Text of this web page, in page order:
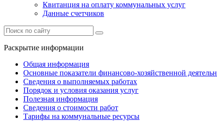
Квитанция на оплату коммунальных услуг
Данные счетчиков
Раскрытие информации
Общая информация
Основные показатели финансово-хозяйственной
Сведения о выполняемых работах
Порядок и условия оказания услуг
Полезная информация
Сведения о стоимости работ
Тарифы на коммунальные ресурсы